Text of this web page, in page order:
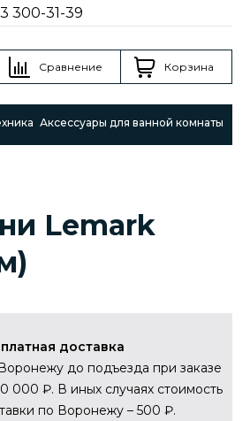
300-31-39
Сравнение Корзина
Аксессуары для ванной комнаты
Lemark
доставка
до подъезда при заказе
000 ₽. В иных случаях стоимость
по Воронежу – 500 ₽.